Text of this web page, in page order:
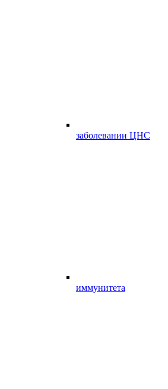
заболевании ЦНС
иммунитета